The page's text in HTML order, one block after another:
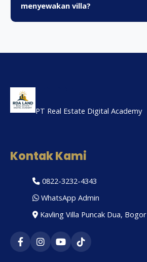
menyewakan villa?
PT Real Estate Digital Academy
Kontak Kami
0822-3232-4343
WhatsApp Admin
Kavling Villa Puncak Dua, Bogor